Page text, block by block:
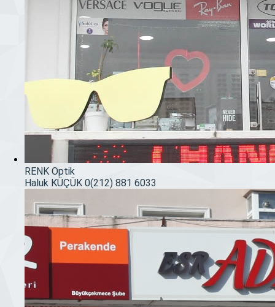
RENK Optik
Haluk KÜÇÜK 0(212) 881 6033